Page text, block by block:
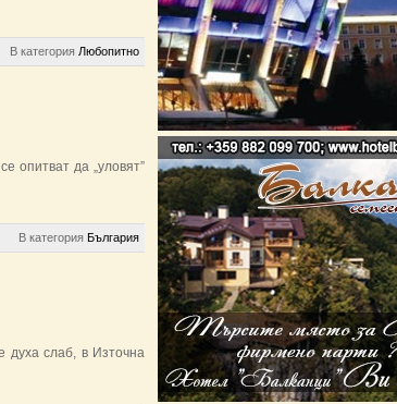
В категория Любопитно
опитват да „уловят”
В категория България
слаб, в Източна